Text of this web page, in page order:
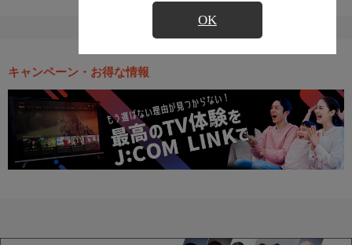
OK
キャンペーン・お得な情報